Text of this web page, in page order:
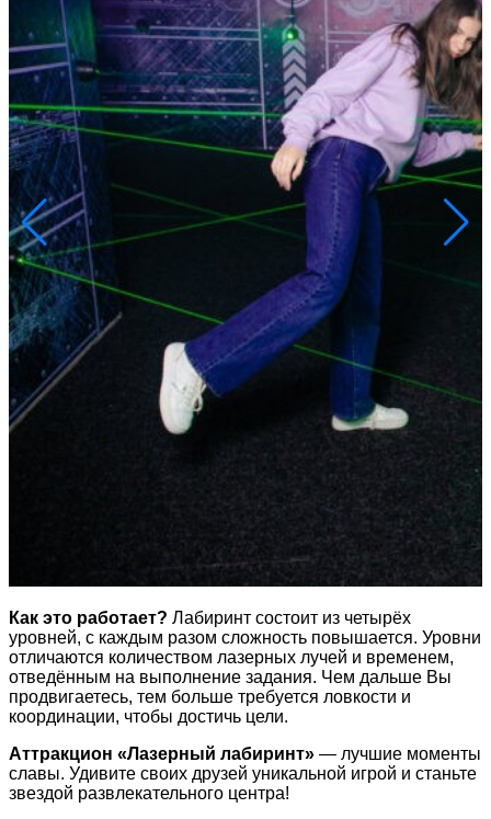
Как это работает? Лабиринт состоит из четырёх
уровней, с каждым разом сложность повышается. Уровни
отличаются количеством лазерных лучей и временем,
отведённым на выполнение задания. Чем дальше Вы
продвигаетесь, тем больше требуется ловкости и
координации, чтобы достичь цели.
Аттракцион «Лазерный лабиринт» — лучшие моменты
славы. Удивите своих друзей уникальной игрой и станьте
звездой развлекательного центра!